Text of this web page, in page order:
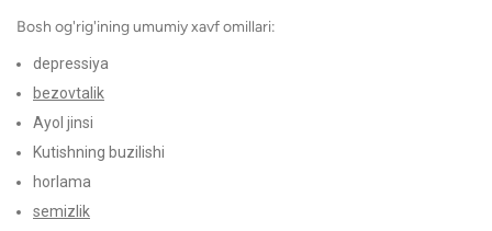
Bosh og'rig'ining umumiy xavf omillari:
depressiya
bezovtalik
Ayol jinsi
Kutishning buzilishi
horlama
semizlik